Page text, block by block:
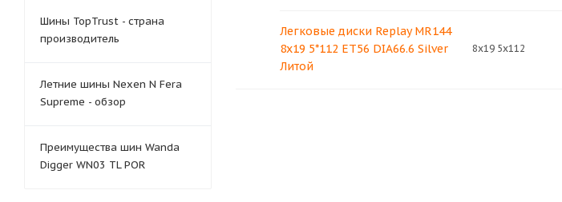
Легковые диски Replay MR144
8x19 5*112 ET56 DIA66.6 Silver
Литой
8x19 5x112
Шины TopTrust - страна
производитель
Летние шины Nexen N Fera
Supreme - обзор
Преимущества шин Wanda
Digger WN03 TL POR